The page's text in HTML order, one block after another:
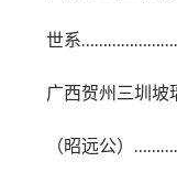
世系
广西贺州三圳坡
（昭远公）